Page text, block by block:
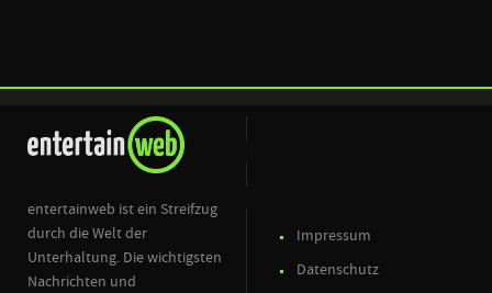
entertainweb ist ein Streifzug
durch die Welt der
Unterhaltung. Die wichtigsten
Nachrichten und
Impressum
Datenschutz